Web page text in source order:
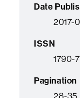
Date
2017-
ISSN
1790-
Pagination
28-35